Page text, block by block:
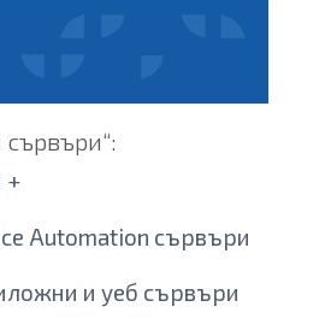
+
Automation сървъри
и уеб сървъри